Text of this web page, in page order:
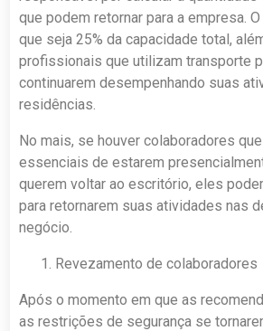
que podem retornar para a empresa.
que seja 25% da capacidade total,
profissionais que utilizam transporte
continuarem desempenhando suas
residências.
No mais, se houver colaboradores
essenciais de estarem
querem voltar ao escritório, eles
para retornarem suas atividades nas
negócio.
Revezamento de colaboradores
Após o momento em que as
as restrições de segurança se